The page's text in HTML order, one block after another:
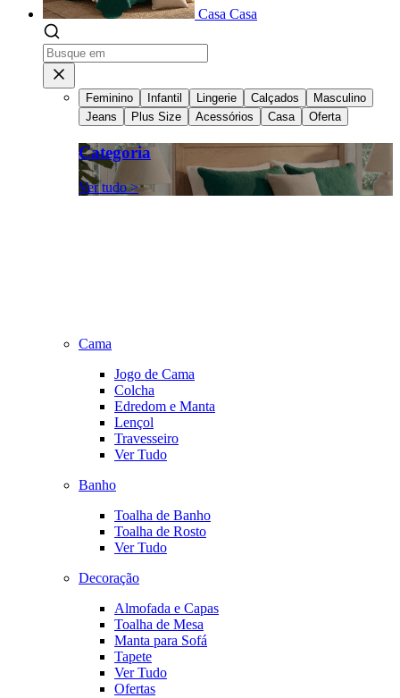
Casa Casa
Feminino Infantil Lingerie Calçados
Masculino
Jeans
Plus Size Acessórios Casa Oferta
Categoria
Ver tudo >
Cama
Jogo de Cama
Colcha
Edredom e Manta
Lençol
Travesseiro
Ver Tudo
Banho
Toalha de Banho
Toalha de Rosto
Ver Tudo
Decoração
Almofada e Capas
Toalha de Mesa
Manta para Sofá
Tapete
Ver Tudo
Ofertas